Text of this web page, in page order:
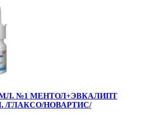
№1 МЕНТОЛ+ЭВКАЛИПТ
/ГЛАКСО/НОВАРТИС/